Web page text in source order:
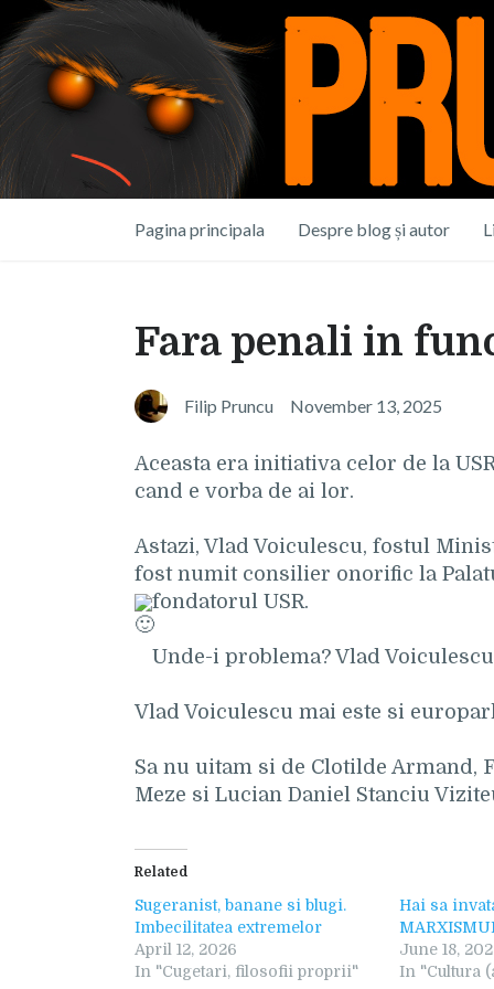
Pagina principala Despre blog și autor
Fara penali in
Filip Pruncu November 13, 2025
Aceasta era initiativa celor de la
cand e vorba de ai lor.
Astazi, Vlad Voiculescu, fostul
fost numit consilier onorific la
fondatorul USR.
Unde-i problema? Vlad
Vlad Voiculescu mai este si
Sa nu uitam si de Clotilde Armand,
Meze si Lucian Daniel Stanciu
Related
Sugeranist, banane si blugi.
Imbecilitatea extremelor
April 12, 2026
In "Cugetari, filosofii proprii"
Hai sa
June 18,
In "Cultura